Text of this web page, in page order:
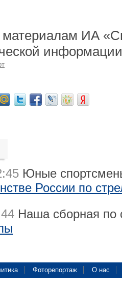
ИА
Юные
России по
Наша сборная по
Фоторепортаж О нас